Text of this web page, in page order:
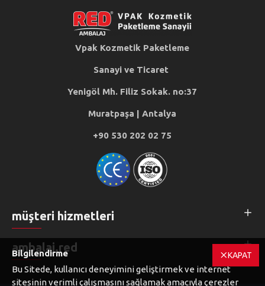
Vpak Kozmetik Paketleme
Sanayi ve Ticaret
Yenigöl Mh. Filiz Sokak. no:37
Muratpaşa | Antalya
+90 530 202 02 75
müşteri hizmetleri
ambalaj.red
KAPAT
Bilgilendirme
Bu Sitede, kullanıcı deneyimini geliştirmek ve internet
sitesinin verimli çalışmasını sağlamak amacıyla çerezler